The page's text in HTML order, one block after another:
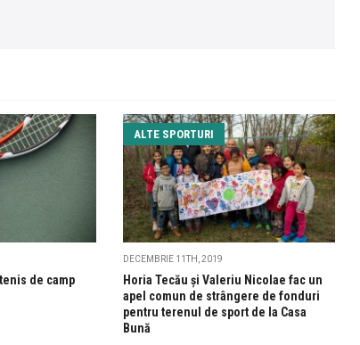
de camp
ALTE SPORTURI
DECEMBRIE 11TH, 2019
Horia Tecău și Valeriu Nicolae fac un
apel comun de strângere de fonduri
pentru terenul de sport de la Casa
Bună